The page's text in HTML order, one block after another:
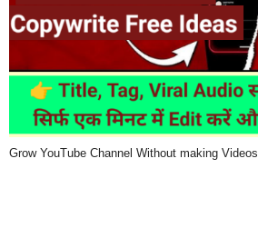
Grow YouTube Channel Without making Videos